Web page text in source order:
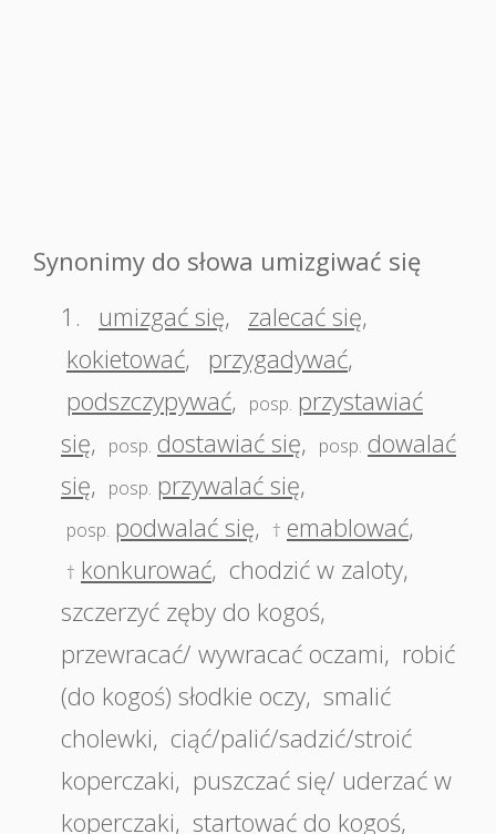
Synonimy do słowa umizgiwać się
1.
umizgać się, zalecać się,
kokietować, przygadywać,
podszczypywać, posp. przystawiać
się, posp. dostawiać się, posp. dowalać
się, posp. przywalać się,
posp. podwalać się, † emablować,
† konkurować, chodzić w zaloty,
szczerzyć zęby do kogoś,
przewracać/ wywracać oczami, robić
(do kogoś) słodkie oczy, smalić
cholewki, ciąć/palić/sadzić/stroić
koperczaki, puszczać się/ uderzać w
koperczaki, startować do kogoś,